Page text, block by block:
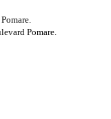
Pomare.